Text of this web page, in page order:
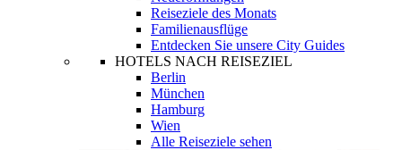
Reiseziele des Monats
Familienausflüge
Entdecken Sie unsere City Guides
HOTELS NACH REISEZIEL
Berlin
München
Hamburg
Wien
Alle Reiseziele sehen